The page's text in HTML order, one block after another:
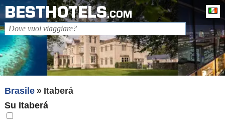
BESTHOTELS.COM
Brasile
Itaberá
Su Itaberá